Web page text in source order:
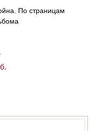
По страницам